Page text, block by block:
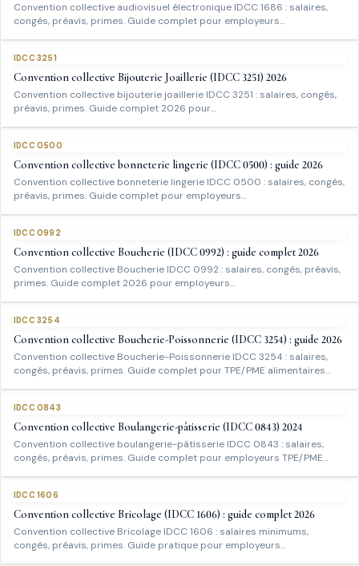
Convention collective audiovisuel électronique IDCC 1686 : salaires,
congés, préavis, primes. Guide complet pour employeurs…
IDCC 3251
Convention collective Bijouterie Joaillerie (IDCC 3251) 2026
Convention collective bijouterie joaillerie IDCC 3251 : salaires, congés,
préavis, primes. Guide complet 2026 pour…
IDCC 0500
Convention collective bonneterie lingerie (IDCC 0500) : guide 2026
Convention collective bonneterie lingerie IDCC 0500 : salaires, congés,
préavis, primes. Guide complet pour employeurs…
IDCC 0992
Convention collective Boucherie (IDCC 0992) : guide complet 2026
Convention collective Boucherie IDCC 0992 : salaires, congés, préavis,
primes. Guide complet 2026 pour employeurs…
IDCC 3254
Convention collective Boucherie-Poissonnerie (IDCC 3254) : guide 2026
Convention collective Boucherie-Poissonnerie IDCC 3254 : salaires,
congés, préavis, primes. Guide complet pour TPE/PME alimentaires…
IDCC 0843
Convention collective Boulangerie-pâtisserie (IDCC 0843) 2024
Convention collective boulangerie-pâtisserie IDCC 0843 : salaires,
congés, préavis, primes. Guide complet pour employeurs TPE/PME…
IDCC 1606
Convention collective Bricolage (IDCC 1606) : guide complet 2026
Convention collective Bricolage IDCC 1606 : salaires minimums,
congés, préavis, primes. Guide pratique pour employeurs…